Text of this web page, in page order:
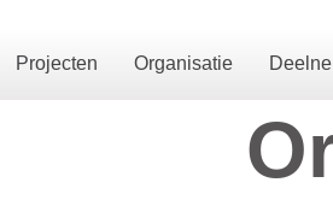
Projecten Organisatie